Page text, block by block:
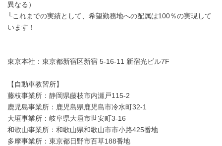
異なる）
└これまでの実績として、希望勤務地への配属は100％の実現して
います！
東京本社：東京都新宿区新宿 5-16-11 新宿光ビル7F
【自動車教習所】
藤枝事業所：静岡県藤枝市内瀬戸115-2
鹿児島事業所：鹿児島県鹿児島市冷水町32-1
大垣事業所：岐阜県大垣市世安町3-16
和歌山事業所：和歌山県和歌山市市小路425番地
多摩事業所：東京都日野市百草188番地